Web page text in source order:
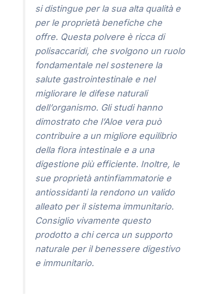
si distingue per la sua alta qualità e
per le proprietà benefiche che
offre. Questa polvere è ricca di
polisaccaridi, che svolgono un ruolo
fondamentale nel sostenere la
salute gastrointestinale e nel
migliorare le difese naturali
dell’organismo. Gli studi hanno
dimostrato che l’Aloe vera può
contribuire a un migliore equilibrio
della flora intestinale e a una
digestione più efficiente. Inoltre, le
sue proprietà antinfiammatorie e
antiossidanti la rendono un valido
alleato per il sistema immunitario.
Consiglio vivamente questo
prodotto a chi cerca un supporto
naturale per il benessere digestivo
e immunitario.